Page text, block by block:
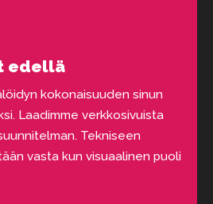
edellä
kokonaisuuden sinun
Laadimme verkkosivuista
Tekniseen
vasta kun visuaalinen puoli